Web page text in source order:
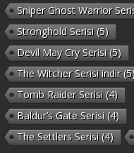
Sniper Ghost Warrior
Stronghold Serisi (5)
Devil May Cry Serisi (5)
The Witcher Serisi indir
Tomb Raider Serisi (4)
Baldur’s Gate Serisi (4)
The Settlers Serisi (4)